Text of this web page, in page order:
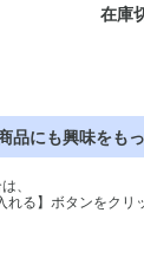
在庫
にも興味をもっ
、
る】ボタンをクリ